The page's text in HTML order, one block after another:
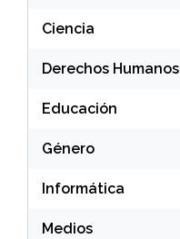
Ciencia
Derechos Humanos
Educación
Género
Informática
Medios